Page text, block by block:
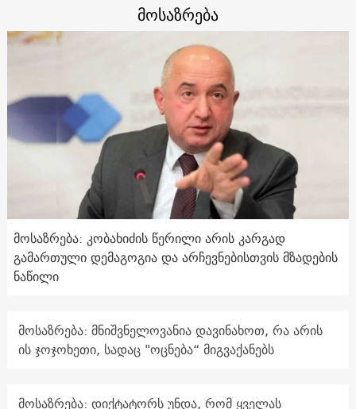
მოსაზრება
მოსაზრება: კობახიძის წერილი არის კარგად
გამართული დემაგოგია და არჩევნებისთვის მზადების
ნაწილი
მოსაზრება: მნიშვნელოვანია დავინახოთ, რა არის
ის ჯოჯოხეთი, სადაც "ოცნება“ მიგვაქანებს
მოსაზრება: დიქტატორს უნდა, რომ ყველას